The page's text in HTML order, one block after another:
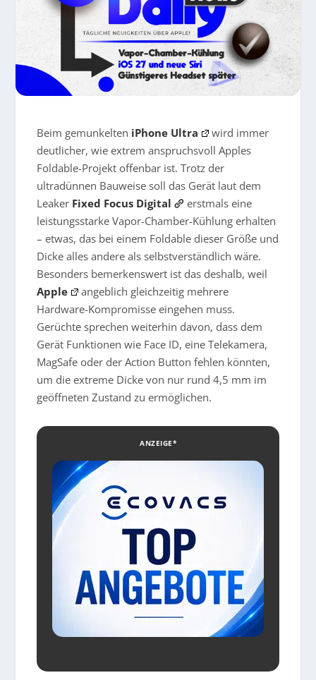
Beim gemunkelten iPhone Ultra
wird immer
deutlicher, wie extrem anspruchsvoll Apples
Foldable-Projekt offenbar ist. Trotz der
ultradünnen Bauweise soll das Gerät laut dem
Leaker Fixed Focus Digital
erstmals eine
leistungsstarke Vapor-Chamber-Kühlung erhalten
– etwas, das bei einem Foldable dieser Größe und
Dicke alles andere als selbstverständlich wäre.
Besonders bemerkenswert ist das deshalb, weil
Apple
angeblich gleichzeitig mehrere
Hardware-Kompromisse eingehen muss.
Gerüchte sprechen weiterhin davon, dass dem
Gerät Funktionen wie Face ID, eine Telekamera,
MagSafe oder der Action Button fehlen könnten,
um die extreme Dicke von nur rund 4,5 mm im
geöffneten Zustand zu ermöglichen.
ANZEIGE*